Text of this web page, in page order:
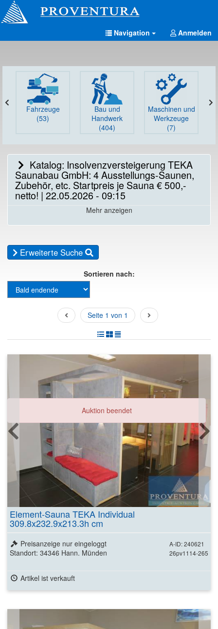
Navigation Anmelden
Fahrzeuge
(53)
Bau und
Handwerk
(404)
Maschinen und
Werkzeuge
(7)
Katalog: Insolvenzversteigerung TEKA
Saunabau GmbH: 4 Ausstellungs-Saunen,
Zubehör, etc. Startpreis je Sauna € 500,-
netto! | 22.05.2026 - 09:15
Mehr anzeigen
Erweiterte Suche
Sortieren nach:
Seite 1 von 1
Auktion beendet
Element-Sauna TEKA Individual
309.8x232.9x213.3h cm
A-ID: 240621
26pv1114-265
Preisanzeige nur eingeloggt
Standort: 34346 Hann. Münden
Artikel ist verkauft